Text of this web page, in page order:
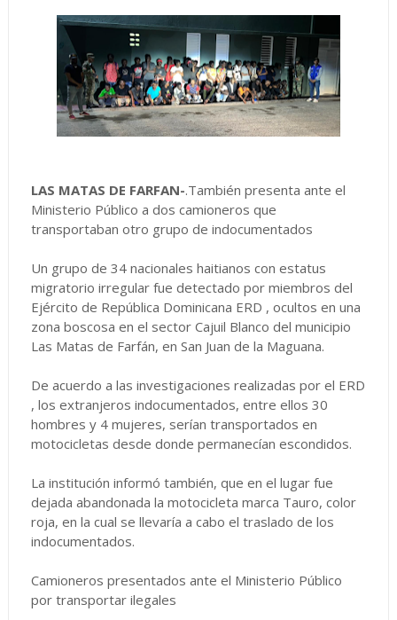
LAS MATAS DE FARFAN-.También presenta ante el
Ministerio Público a dos camioneros que
transportaban otro grupo de indocumentados
Un grupo de 34 nacionales haitianos con estatus
migratorio irregular fue detectado por miembros del
Ejército de República Dominicana ERD , ocultos en una
zona boscosa en el sector Cajuil Blanco del municipio
Las Matas de Farfán, en San Juan de la Maguana.
De acuerdo a las investigaciones realizadas por el ERD
, los extranjeros indocumentados, entre ellos 30
hombres y 4 mujeres, serían transportados en
motocicletas desde donde permanecían escondidos.
La institución informó también, que en el lugar fue
dejada abandonada la motocicleta marca Tauro, color
roja, en la cual se llevaría a cabo el traslado de los
indocumentados.
Camioneros presentados ante el Ministerio Público
por transportar ilegales